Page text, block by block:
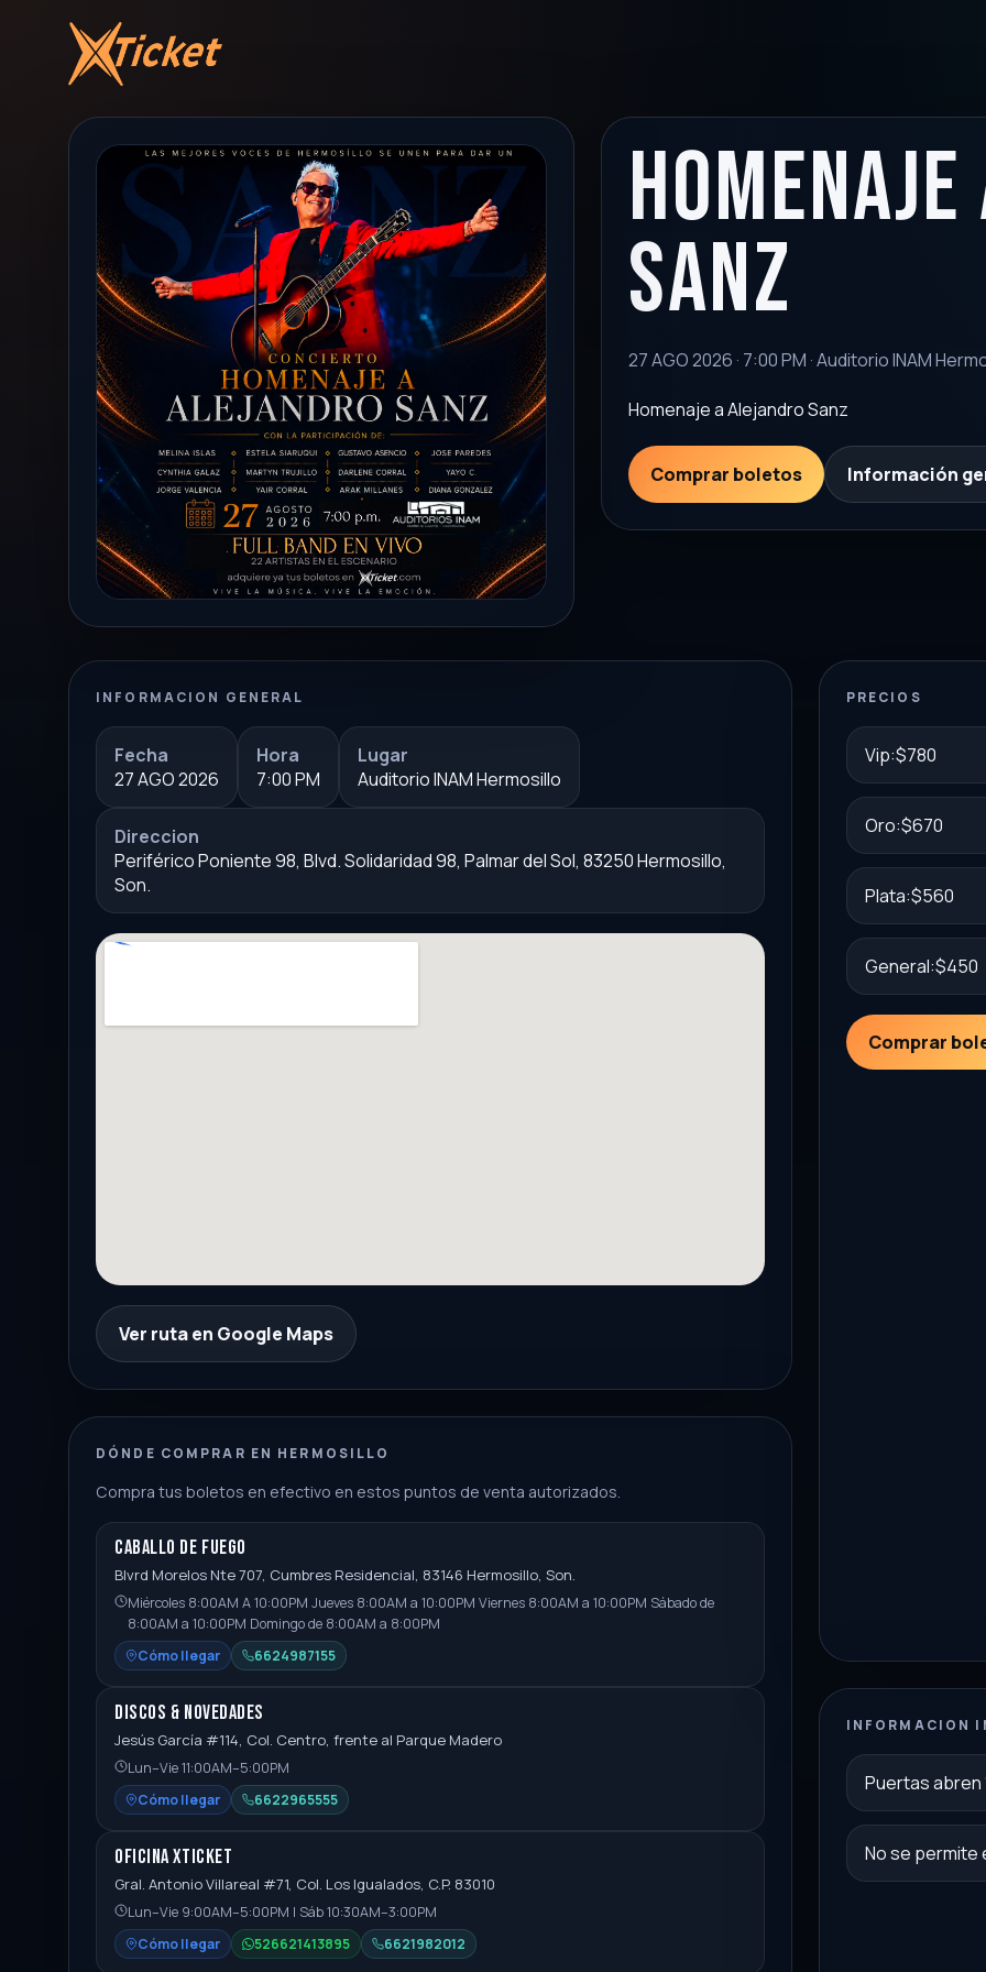
Sanz
27 AGO 2026 · 7:00 PM · Auditorio INAM
Homenaje a Alejandro Sanz
Comprar boletos Información
INFORMACION GENERAL
Fecha
27 AGO 2026
Hora
7:00 PM
Lugar
Auditorio INAM Hermosillo
Direccion
Periférico Poniente 98, Blvd. Solidaridad 98, Palmar del Sol, 83250 Hermosillo,
Son.
Ver ruta en Google Maps
DÓNDE COMPRAR EN HERMOSILLO
Compra tus boletos en efectivo en estos puntos de venta autorizados.
Caballo de Fuego
Blvrd Morelos Nte 707, Cumbres Residencial, 83146 Hermosillo, Son.
Miércoles 8:00AM A 10:00PM Jueves 8:00AM a 10:00PM Viernes 8:00AM a 10:00PM Sábado de
8:00AM a 10:00PM Domingo de 8:00AM a 8:00PM
Cómo llegar
6624987155
Discos & Novedades
Jesús García #114, Col. Centro, frente al Parque Madero
Lun–Vie 11:00AM–5:00PM
Cómo llegar
6622965555
Oficina Xticket
Gral. Antonio Villareal #71, Col. Los Igualados, C.P. 83010
Lun–Vie 9:00AM–5:00PM | Sáb 10:30AM–3:00PM
Cómo llegar
526621413895 6621982012
PRECIOS
Vip:$780
Oro:$670
Plata:$560
General:$450
Comprar
INFORMACION
Puertas abren
No se permite